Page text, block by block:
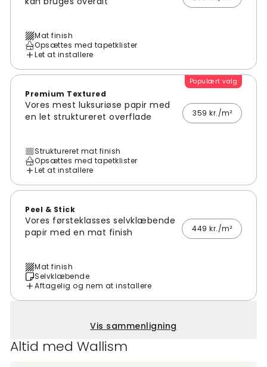
Mat finish
Opsættes med tapetklister
Let at installere
Populært valg
Premium Textured
Vores mest luksuriøse papir med
en let struktureret overflade
359 kr./m²
Struktureret mat finish
Opsættes med tapetklister
Let at installere
Peel & Stick
Vores førsteklasses selvklæbende
papir med en mat finish
449 kr./m²
Mat finish
Selvklæbende
Aftagelig og nem at installere
Vis sammenligning
Altid med Wallism